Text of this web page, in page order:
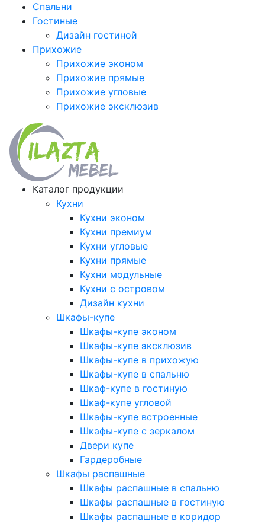
Спальни
Гостиные
Дизайн гостиной
Прихожие
Прихожие эконом
Прихожие прямые
Прихожие угловые
Прихожие эксклюзив
Каталог продукции
Кухни
Кухни эконом
Кухни премиум
Кухни угловые
Кухни прямые
Кухни модульные
Кухни с островом
Дизайн кухни
Шкафы-купе
Шкафы-купе эконом
Шкафы-купе эксклюзив
Шкафы-купе в прихожую
Шкафы-купе в спальню
Шкаф-купе в гостиную
Шкаф-купе угловой
Шкафы-купе встроенные
Шкафы-купе с зеркалом
Двери купе
Гардеробные
Шкафы распашные
Шкафы распашные в спальню
Шкафы распашные в гостиную
Шкафы распашные в коридор